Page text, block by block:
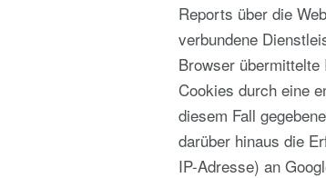
Reports über die
verbundene
Browser
Cookies durch eine
diesem Fall
darüber hinaus die
IP-Adresse) an